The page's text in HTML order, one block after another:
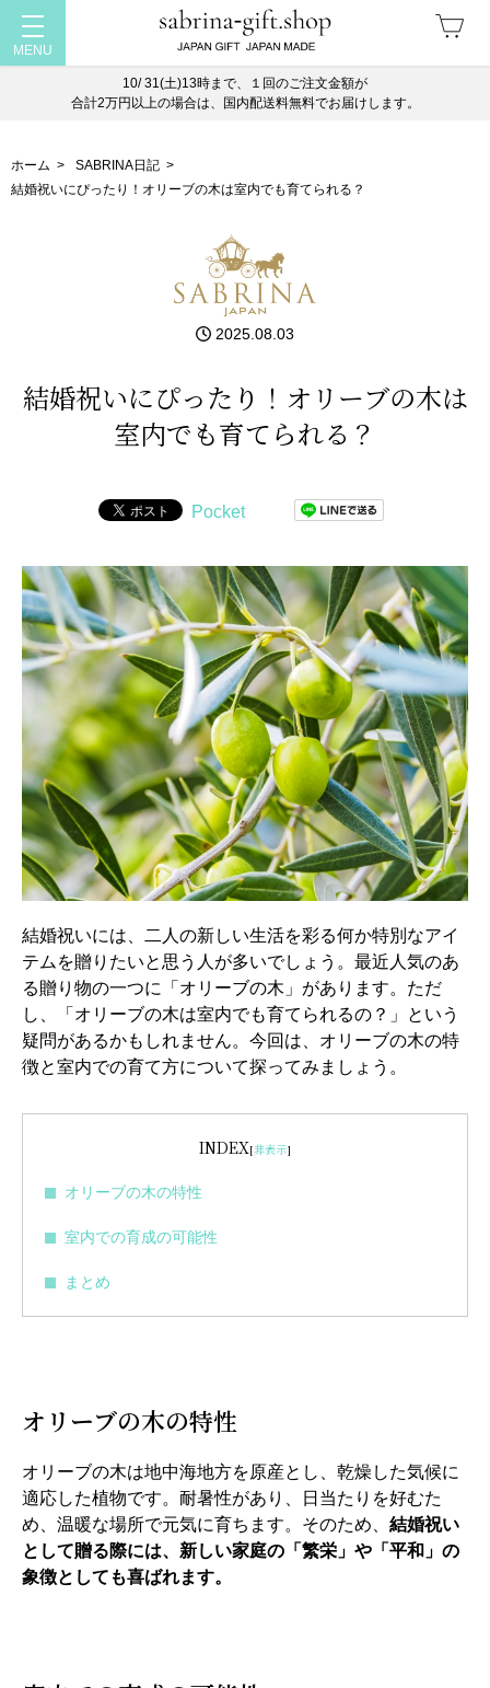
10/ 31(土)13時まで、１回のご注文金額が
合計2万円以上の場合は、国内配送料無料でお届けします。
ホーム > SABRINA日記 >
結婚祝いにぴったり！オリーブの木は室内でも育てられる？
2025.08.03
結婚祝いにぴったり！オリーブの木は
室内でも育てられる？
Pocket
結婚祝いには、二人の新しい生活を彩る何か特別なアイ
テムを贈りたいと思う人が多いでしょう。最近人気のあ
る贈り物の一つに「オリーブの木」があります。ただ
し、「オリーブの木は室内でも育てられるの？」という
疑問があるかもしれません。今回は、オリーブの木の特
徴と室内での育て方について探ってみましょう。
INDEX[非表示]
オリーブの木の特性
室内での育成の可能性
まとめ
オリーブの木の特性
オリーブの木は地中海地方を原産とし、乾燥した気候に
適応した植物です。耐暑性があり、日当たりを好むた
め、温暖な場所で元気に育ちます。そのため、 結婚祝い
として贈る際には、新しい家庭の「繁栄」や「平和」の
象徴としても喜ばれます。